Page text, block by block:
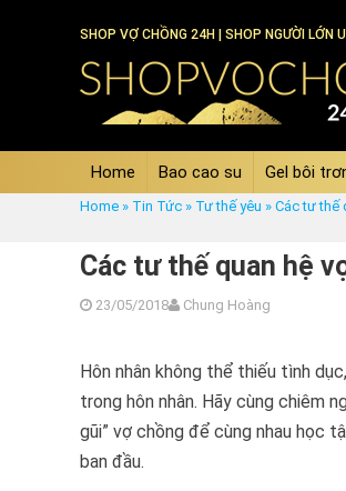
SHOP VỢ CHỒNG 24H | SHOP NGƯỜI LỚN
Home Bao cao su Gel bôi
Home » Tin Tức » Tư thế yêu » Các tư thế
Các tư thế quan hệ
23/05/2018 Chung Hoàng
Hôn nhân không thể thiếu tình
trong hôn nhân. Hãy cùng chiêm
gũi” vợ chồng để cùng nhau học
ban đầu.